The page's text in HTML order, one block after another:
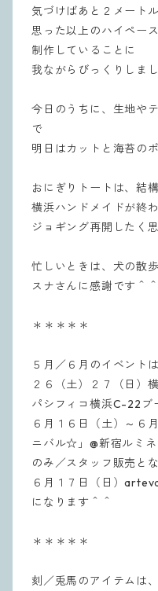
気づけばあと２メートル
思った以上のハイペー
制作していることに
我ながらびっくりしまし
今日のうちに、生地や
で
明日はカットと海苔の
おにぎりトートは、結
横浜ハンドメイドが終わ
ジョギング再開したく
忙しいときは、犬の散
スナさんに感謝です＾＾
＊＊＊＊＊
５月／６月のイベントは
２６（土）２７（日）
パシフィコ横浜C-22ブ
６月１６日（土）～６
ニバル☆」@新宿ルミ
のみ／スタッフ販売とな
６月１７日（日）
になります＾＾
＊＊＊＊＊
刻／兎馬のアイテムは